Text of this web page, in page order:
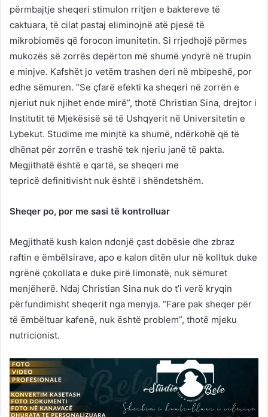
përmbajtje sheqeri stimulon rritjen e baktereve të
caktuara, të cilat pastaj eliminojnë atë pjesë të
mikrobiomës që forocon imunitetin. Si rrjedhojë përmes
mukozës së zorrës depërton më shumë yndyrë në trupin
e minjve. Kafshët jo vetëm trashen deri në mbipeshë, por
edhe sëmuren. “Se çfarë efekti ka sheqeri në zorrën e
njeriut nuk njihet ende mirë”, thotë Christian Sina, drejtor i
Institutit të Mjekësisë së të Ushqyerit në Universitetin e
Lybekut. Studime me minjtë ka shumë, ndërkohë që të
dhënat për zorrën e trashë tek njeriu janë të pakta.
Megjithatë është e qartë, se sheqeri me
tepricë definitivisht nuk është i shëndetshëm.
Sheqer po, por me sasi të kontrolluar
Megjithatë kush kalon ndonjë çast dobësie dhe zbraz
raftin e ëmbëlsirave, apo e kalon ditën ulur në kolltuk duke
ngrënë çokollata e duke pirë limonatë, nuk sëmuret
menjëherë. Ndaj Christian Sina nuk do t’i verë kryqin
përfundimisht sheqerit nga menyja. “Fare pak sheqer për
të ëmbëltuar kafenë, nuk është problem”, thotë mjeku
nutricionist.